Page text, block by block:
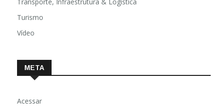
Turismo
Vídeo
META
Acessar